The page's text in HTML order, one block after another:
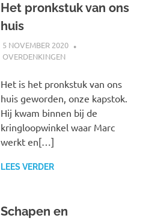
Het pronkstuk van ons
huis
5 NOVEMBER 2020
OVERDENKINGEN
Het is het pronkstuk van ons
huis geworden, onze kapstok.
Hij kwam binnen bij de
kringloopwinkel waar Marc
werkt en[…]
LEES VERDER
Schapen en